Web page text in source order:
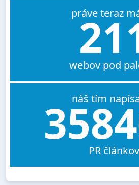
práve teraz
webov pod
náš tím
PR článkov